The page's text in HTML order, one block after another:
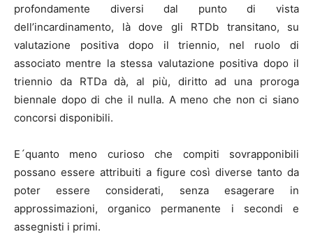
profondamente diversi dal punto di vista
dell’incardinamento, là dove gli RTDb transitano, su
valutazione positiva dopo il triennio, nel ruolo di
associato mentre la stessa valutazione positiva dopo il
triennio da RTDa dà, al più, diritto ad una proroga
biennale dopo di che il nulla. A meno che non ci siano
concorsi disponibili.
E´quanto meno curioso che compiti sovrapponibili
possano essere attribuiti a figure così diverse tanto da
poter essere considerati, senza esagerare in
approssimazioni, organico permanente i secondi e
assegnisti i primi.